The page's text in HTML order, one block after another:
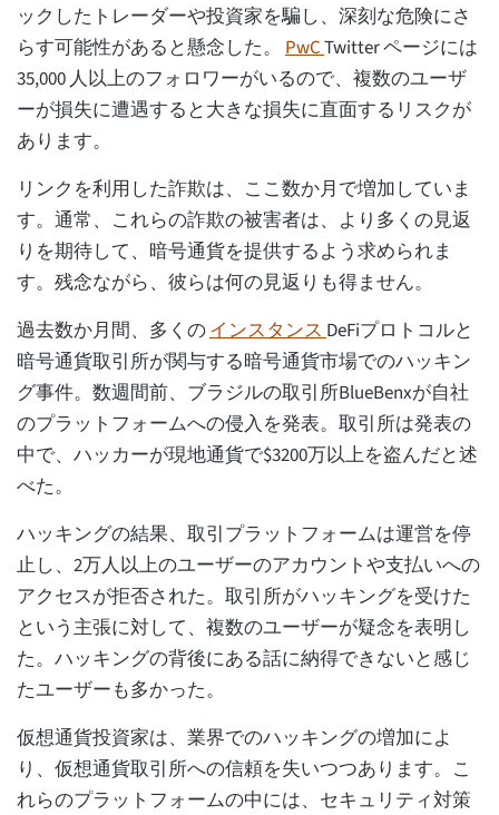
ックしたトレーダーや投資家を騙し、深刻な危険にさ
らす可能性があると懸念した。 PwCTwitter ページには
35,000 人以上のフォロワーがいるので、複数のユーザ
ーが損失に遭遇すると大きな損失に直面するリスクが
あります。
リンクを利用した詐欺は、ここ数か月で増加していま
す。通常、これらの詐欺の被害者は、より多くの見返
りを期待して、暗号通貨を提供するよう求められま
す。残念ながら、彼らは何の見返りも得ません。
過去数か月間、多くのインスタンス DeFiプロトコルと
暗号通貨取引所が関与する暗号通貨市場でのハッキン
グ事件。数週間前、ブラジルの取引所BlueBenxが自社
のプラットフォームへの侵入を発表。取引所は発表の
中で、ハッカーが現地通貨で$3200万以上を盗んだと述
べた。
ハッキングの結果、取引プラットフォームは運営を停
止し、2万人以上のユーザーのアカウントや支払いへの
アクセスが拒否された。取引所がハッキングを受けた
という主張に対して、複数のユーザーが疑念を表明し
た。ハッキングの背後にある話に納得できないと感じ
たユーザーも多かった。
仮想通貨投資家は、業界でのハッキングの増加によ
り、仮想通貨取引所への信頼を失いつつあります。こ
れらのプラットフォームの中には、セキュリティ対策